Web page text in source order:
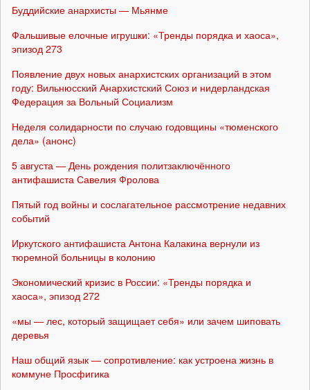
Буддийские анархисты — Мьянме
Фальшивые елочные игрушки: «Тренды порядка и хаоса»,
эпизод 273
Появление двух новых анархистских организаций в этом
году: Вильнюсский Анархистский Союз и нидерландская
Федерация за Вольный Социализм
Неделя солидарности по случаю годовщины «тюменского
дела» (анонс)
5 августа — День рождения политзаключённого
антифашиста Савелия Фролова
Пятый год войны и сослагательное рассмотрение недавних
событий
Иркутского антифашиста Антона Калакина вернули из
тюремной больницы в колонию
Экономический кризис в России: «Тренды порядка и
хаоса», эпизод 272
«мы — лес, который защищает себя» или зачем шиповать
деревья
Наш общий язык — сопротивление: как устроена жизнь в
коммуне Просфигика